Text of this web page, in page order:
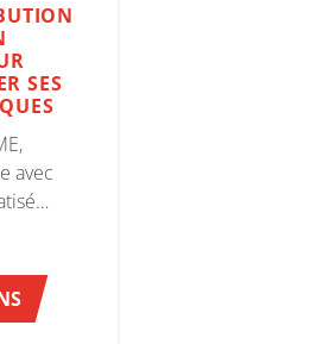
SES
avec
et